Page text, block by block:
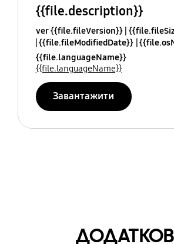
{{file.description}}
ver {{file.fileVersion}}
{{file.fileModifiedDate}}
{{file.languageName}}
{{file.languageName}}
Завантажити